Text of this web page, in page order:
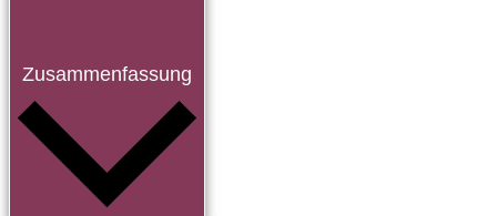
Zusammenfassung